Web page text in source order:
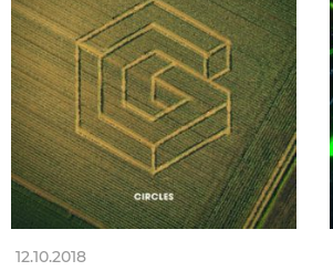
12.10.2018